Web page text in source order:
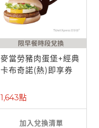
麥當勞豬肉蛋堡+經典
卡布奇諾(熱)即享券
1,643點
加入兌換清單